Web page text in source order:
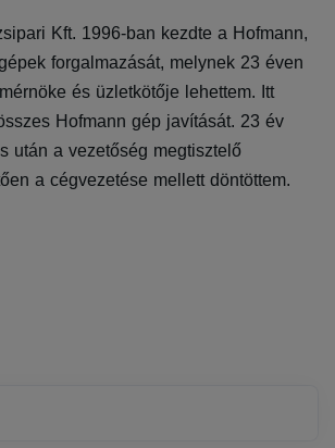
Kft. 1996-ban kezdte a Hofmann,
forgalmazását, melynek 23 éven
és üzletkötője lehettem. Itt
Hofmann gép javítását. 23 év
után a vezetőség megtisztelő
a cégvezetése mellett döntöttem.